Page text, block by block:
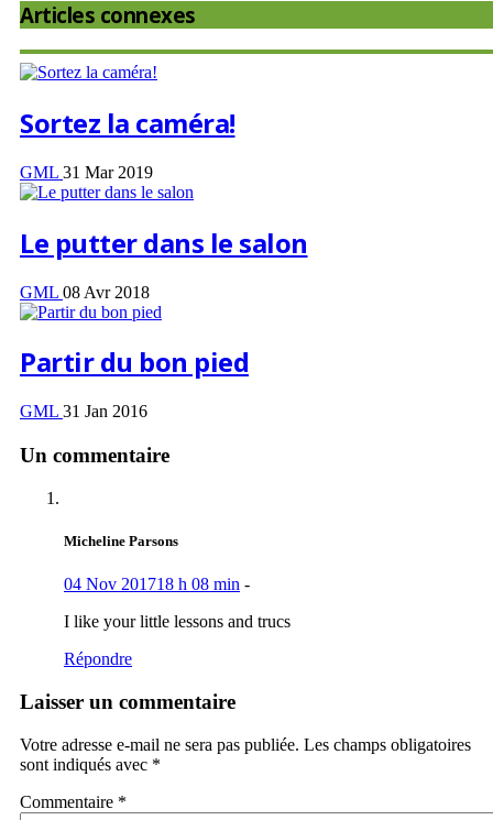
Articles connexes
Sortez la caméra!
GML 31 Mar 2019
Le putter dans le salon
GML 08 Avr 2018
Partir du bon pied
GML 31 Jan 2016
Un commentaire
Micheline Parsons
04 Nov 201718 h 08 min -
I like your little lessons and trucs
Répondre
Laisser un commentaire
Votre adresse e-mail ne sera pas publiée. Les champs obligatoires
sont indiqués avec *
Commentaire *